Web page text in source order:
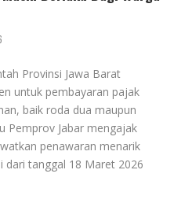
Provinsi Jawa Barat
untuk pembayaran pajak
baik roda dua maupun
Pemprov Jabar mengajak
penawaran menarik
dari tanggal 18 Maret 2026